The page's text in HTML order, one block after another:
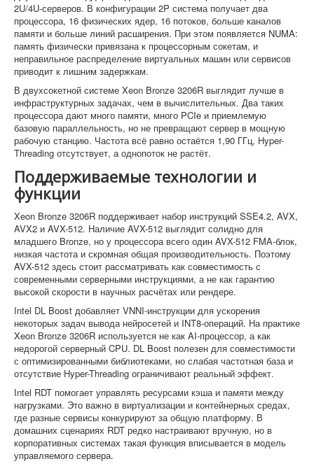
2U/4U-серверов. В конфигурации 2P система получает два
процессора, 16 физических ядер, 16 потоков, больше каналов
памяти и больше линий расширения. При этом появляется NUMA:
память физически привязана к процессорным сокетам, и
неправильное распределение виртуальных машин или сервисов
приводит к лишним задержкам.
В двухсокетной системе Xeon Bronze 3206R выглядит лучше в
инфраструктурных задачах, чем в вычислительных. Два таких
процессора дают много памяти, много PCIe и приемлемую
базовую параллельность, но не превращают сервер в мощную
рабочую станцию. Частота всё равно остаётся 1,90 ГГц, Hyper-
Threading отсутствует, а однопоток не растёт.
Поддерживаемые технологии и
функции
Xeon Bronze 3206R поддерживает набор инструкций SSE4.2, AVX,
AVX2 и AVX-512. Наличие AVX-512 выглядит солидно для
младшего Bronze, но у процессора всего один AVX-512 FMA-блок,
низкая частота и скромная общая производительность. Поэтому
AVX-512 здесь стоит рассматривать как совместимость с
современными серверными инструкциями, а не как гарантию
высокой скорости в научных расчётах или рендере.
Intel DL Boost добавляет VNNI-инструкции для ускорения
некоторых задач вывода нейросетей и INT8-операций. На практике
Xeon Bronze 3206R используется не как AI-процессор, а как
недорогой серверный CPU. DL Boost полезен для совместимости
с оптимизированными библиотеками, но слабая частотная база и
отсутствие Hyper-Threading ограничивают реальный эффект.
Intel RDT помогает управлять ресурсами кэша и памяти между
нагрузками. Это важно в виртуализации и контейнерных средах,
где разные сервисы конкурируют за общую платформу. В
домашних сценариях RDT редко настраивают вручную, но в
корпоративных системах такая функция вписывается в модель
управляемого сервера.